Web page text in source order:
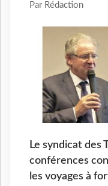
Par Rédaction
Le syndicat des
conférences
les voyages à